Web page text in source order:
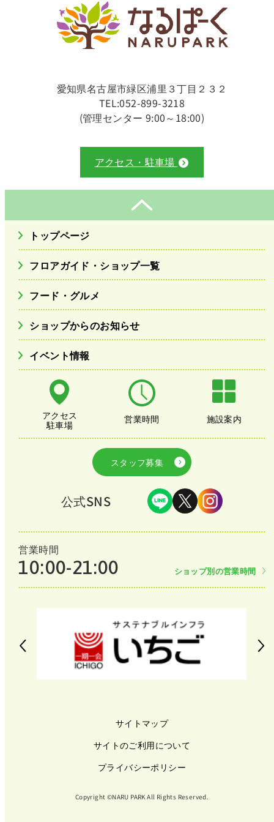
愛知県名古屋市緑区浦里３丁目２３２
TEL:052-899-3218
(管理センター 9:00～18:00)
アクセス・駐車場
トップページ
フロアガイド・ショップ一覧
フード・グルメ
ショップからのお知らせ
イベント情報
アクセス
駐車場
営業時間 施設案内
スタッフ募集
公式SNS
営業時間
10:00-21:00 ショップ別の営業時間
サイトマップ
サイトのご利用について
プライバシーポリシー
Copyright ©NARU PARK All Rights Reserved.